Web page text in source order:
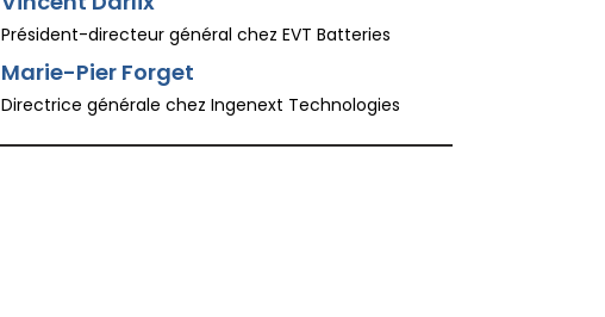
Président-directeur général chez EVT Batteries
Marie-Pier Forget
Directrice générale chez Ingenext Technologies